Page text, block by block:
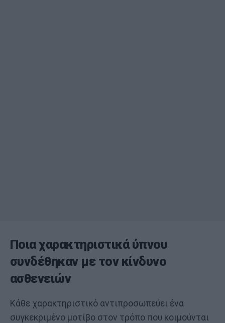
Ποια χαρακτηριστικά ύπνου
συνδέθηκαν με τον κίνδυνο
ασθενειών
Κάθε χαρακτηριστικό αντιπροσωπεύει ένα
συγκεκριμένο μοτίβο στον τρόπο που κοιμούνται